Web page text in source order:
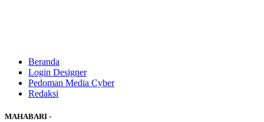
Beranda
Login Designer
Pedoman Media Cyber
Redaksi
MAHABARI -